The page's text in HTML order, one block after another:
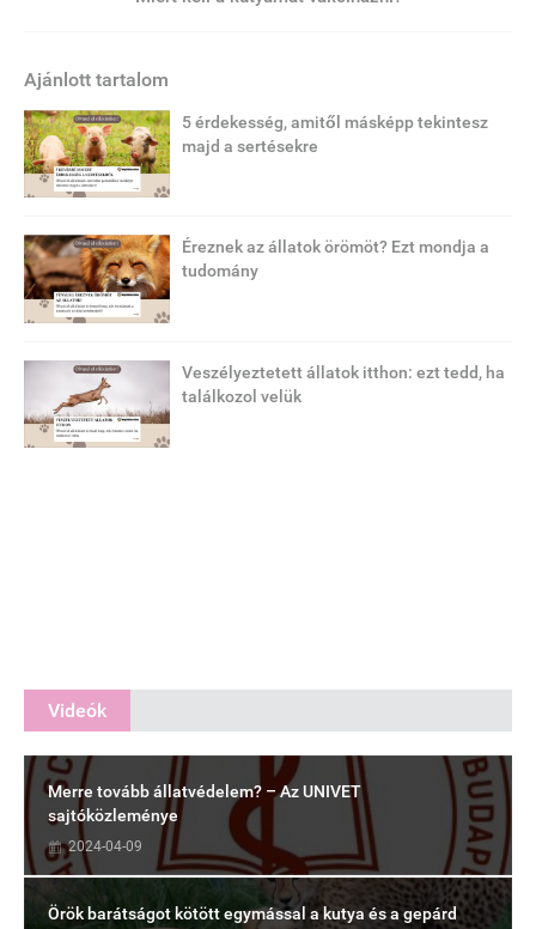
Ajánlott tartalom
5 érdekesség, amitől másképp tekintesz
majd a sertésekre
Éreznek az állatok örömöt? Ezt mondja a
tudomány
Veszélyeztetett állatok itthon: ezt tedd, ha
találkozol velük
Videók
Merre tovább állatvédelem? – Az UNIVET
sajtóközleménye
2024-04-09
Örök barátságot kötött egymással a kutya és a gepárd